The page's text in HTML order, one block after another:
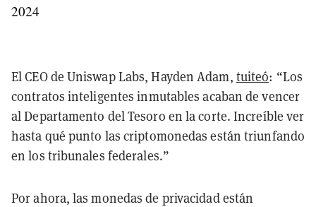
2024
El CEO de Uniswap Labs, Hayden Adam, tuiteó: “Los
contratos inteligentes inmutables acaban de vencer
al Departamento del Tesoro en la corte. Increíble ver
hasta qué punto las criptomonedas están triunfando
en los tribunales federales.”
Por ahora, las monedas de privacidad están